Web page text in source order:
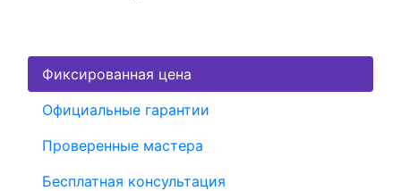
Фиксированная цена
Официальные гарантии
Проверенные мастера
Бесплатная консультация